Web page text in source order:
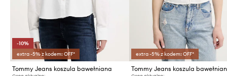
-10%
extra -5% z kodem: OFF*
Tommy Jeans koszula bawełniana
extra -5% z kodem: OFF*
Tommy Jeans koszula